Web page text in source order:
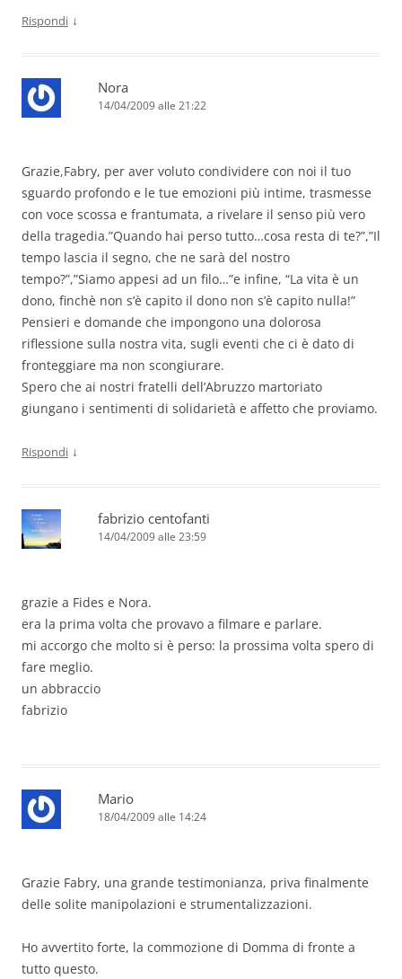
Rispondi ↓
Nora
14/04/2009 alle 21:22
Grazie,Fabry, per aver voluto condividere con noi il tuo
sguardo profondo e le tue emozioni più intime, trasmesse
con voce scossa e frantumata, a rivelare il senso più vero
della tragedia.”Quando hai perso tutto…cosa resta di te?”,”Il
tempo lascia il segno, che ne sarà del nostro
tempo?”,”Siamo appesi ad un filo…”e infine, “La vita è un
dono, finchè non s’è capito il dono non s’è capito nulla!”
Pensieri e domande che impongono una dolorosa
riflessione sulla nostra vita, sugli eventi che ci è dato di
fronteggiare ma non scongiurare.
Spero che ai nostri fratelli dell’Abruzzo martoriato
giungano i sentimenti di solidarietà e affetto che proviamo.
Rispondi ↓
fabrizio centofanti
14/04/2009 alle 23:59
grazie a Fides e Nora.
era la prima volta che provavo a filmare e parlare.
mi accorgo che molto si è perso: la prossima volta spero di
fare meglio.
un abbraccio
fabrizio
Mario
18/04/2009 alle 14:24
Grazie Fabry, una grande testimonianza, priva finalmente
delle solite manipolazioni e strumentalizzazioni.
Ho avvertito forte, la commozione di Domma di fronte a
tutto questo.